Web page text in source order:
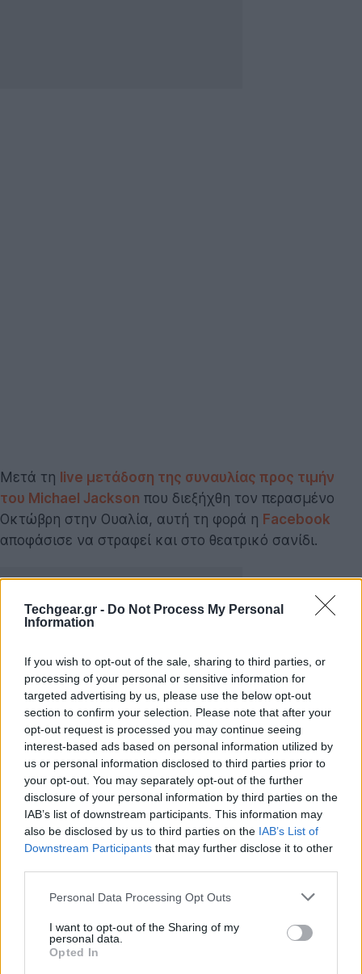
Techgear.gr - Do Not Process My Personal
Information
If you wish to opt-out of the sale, sharing to third parties, or
processing of your personal or sensitive information for
targeted advertising by us, please use the below opt-out
section to confirm your selection. Please note that after your
opt-out request is processed you may continue seeing
interest-based ads based on personal information utilized by
us or personal information disclosed to third parties prior to
your opt-out. You may separately opt-out of the further
disclosure of your personal information by third parties on the
IAB’s list of downstream participants. This information may
also be disclosed by us to third parties on the IAB’s List of
Downstream Participants that may further disclose it to other
Please note that this website/app uses one or more Google
not limited to your visit or usage behaviour. You may click to
grant or deny consent to Google and its third-party tags to
use your data for below specified purposes in below Google
Personal Data Processing Opt Outs
I want to opt-out of the Sharing of my
personal data.
Opted In
Μετά τη live μετάδοση της συναυλίας προς τιμήν
του Michael Jackson που διεξήχθη τον περασμένο
Οκτώβρη στην Ουαλία, αυτή τη φορά η Facebook
αποφάσισε να στραφεί και στο θεατρικό σανίδι.
Πράγματι, τη Δευτέρα πραγματοποιήθηκε η πρώτη
παγκόσμια πρεμιέρα θεατρικής παράστασης στο
Facebook σε απευθείας μετάδοση από το Maxim Gorki
Theater του Βερολίνου. Στο κοινωνικό δίκτυο
έργου του Theodor Fontane, 'Effie Briest' και σύμφωνα
με τα σχόλια των θεατών, άφησε τις καλύτερες
εντυπώσεις.